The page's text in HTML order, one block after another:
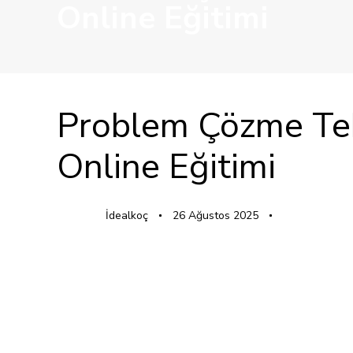
Problem Çözme
Online Eğitimi
İdealkoç 26 Ağustos 2025